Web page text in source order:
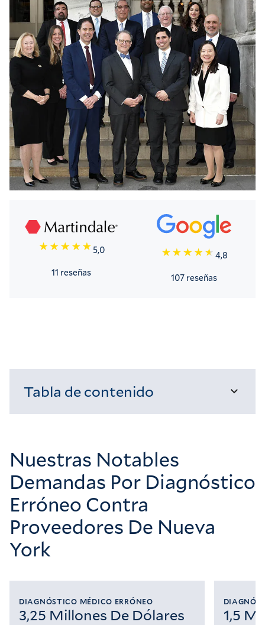
5,0
11 reseñas
4,8
107 reseñas
Tabla de contenido
Nuestras Notables
Demandas Por Diagnóstico
Erróneo Contra
Proveedores De Nueva
York
DIAGNÓSTICO MÉDICO ERRÓNEO
3,25 Millones De Dólares 1,5